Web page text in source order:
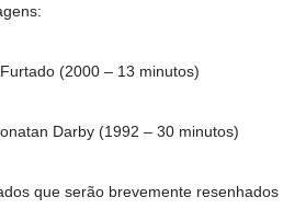
(2000 – 13 minutos)
Darby (1992 – 30 minutos)
que serão brevemente resenhados